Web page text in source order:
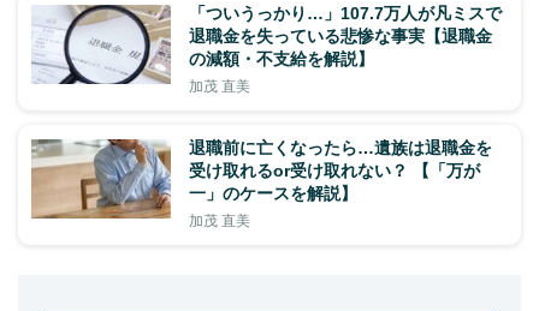
「ついうっかり…」107.7万人が凡ミスで
退職金を失っている悲惨な事実【退職金
の減額・不支給を解説】
加茂 直美
退職前に亡くなったら…遺族は退職金を
受け取れるor受け取れない？ 【「万が
一」のケースを解説】
加茂 直美